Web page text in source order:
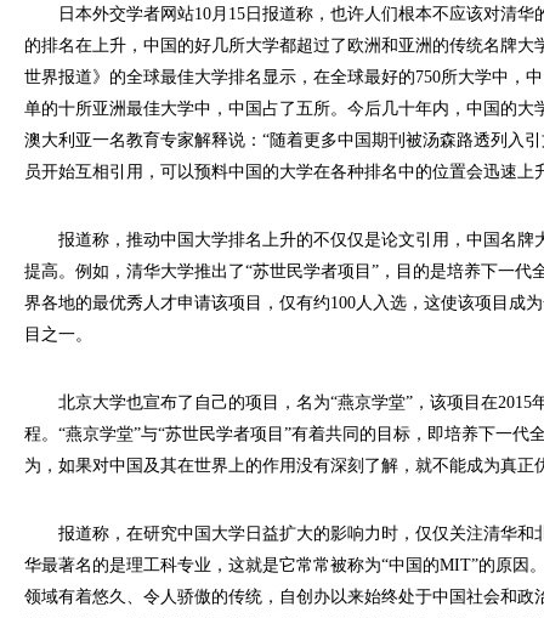
日本外交学者网站10月15日报道称，也许人们根本不应该对清华
的排名在上升，中国的好几所大学都超过了欧洲和亚洲的传统名牌大
世界报道》的全球最佳大学排名显示，在全球最好的750所大学中，
单的十所亚洲最佳大学中，中国占了五所。今后几十年内，中国的大
澳大利亚一名教育专家解释说：“随着更多中国期刊被汤森路透列入
员开始互相引用，可以预料中国的大学在各种排名中的位置会迅速上
报道称，推动中国大学排名上升的不仅仅是论文引用，中国名牌
提高。例如，清华大学推出了“苏世民学者项目”，目的是培养下一代
界各地的最优秀人才申请该项目，仅有约100人入选，这使该项目成
目之一。
北京大学也宣布了自己的项目，名为“燕京学堂”，该项目在2015
程。“燕京学堂”与“苏世民学者项目”有着共同的目标，即培养下一代
为，如果对中国及其在世界上的作用没有深刻了解，就不能成为真正
报道称，在研究中国大学日益扩大的影响力时，仅仅关注清华和
华最著名的是理工科专业，这就是它常常被称为“中国的MIT”的原因
领域有着悠久、令人骄傲的传统，自创办以来始终处于中国社会和政